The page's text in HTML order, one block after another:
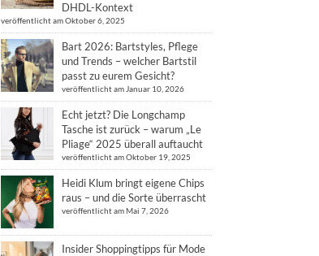
DHDL-Kontext
veröffentlicht am Oktober 6, 2025
Bart 2026: Bartstyles, Pflege
und Trends – welcher Bartstil
passt zu eurem Gesicht?
veröffentlicht am Januar 10, 2026
Echt jetzt? Die Longchamp
Tasche ist zurück – warum „Le
Pliage“ 2025 überall auftaucht
veröffentlicht am Oktober 19, 2025
Heidi Klum bringt eigene Chips
raus – und die Sorte überrascht
veröffentlicht am Mai 7, 2026
Insider Shoppingtipps für Mode